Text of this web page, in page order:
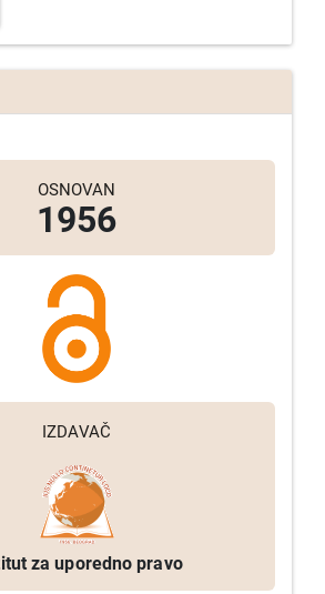
OSNOVAN
1956
IZDAVAČ
za uporedno pravo